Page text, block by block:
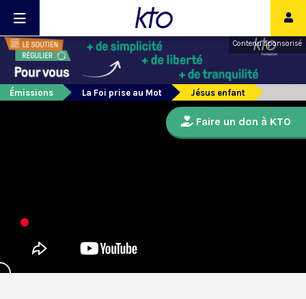
Contenu sponsorisé
Émissions La Foi prise au Mot Jésus enfant
Faire un don à KTO